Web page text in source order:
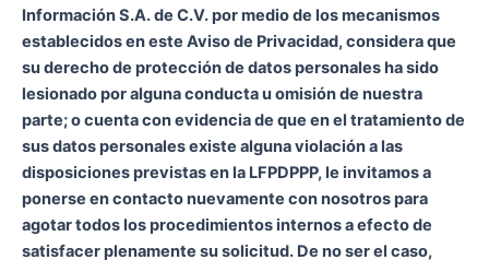
Información S.A. de C.V. por medio de los mecanismos
establecidos en este Aviso de Privacidad, considera que
su derecho de protección de datos personales ha sido
lesionado por alguna conducta u omisión de nuestra
parte; o cuenta con evidencia de que en el tratamiento de
sus datos personales existe alguna violación a las
disposiciones previstas en la LFPDPPP, le invitamos a
ponerse en contacto nuevamente con nosotros para
agotar todos los procedimientos internos a efecto de
satisfacer plenamente su solicitud. De no ser el caso,